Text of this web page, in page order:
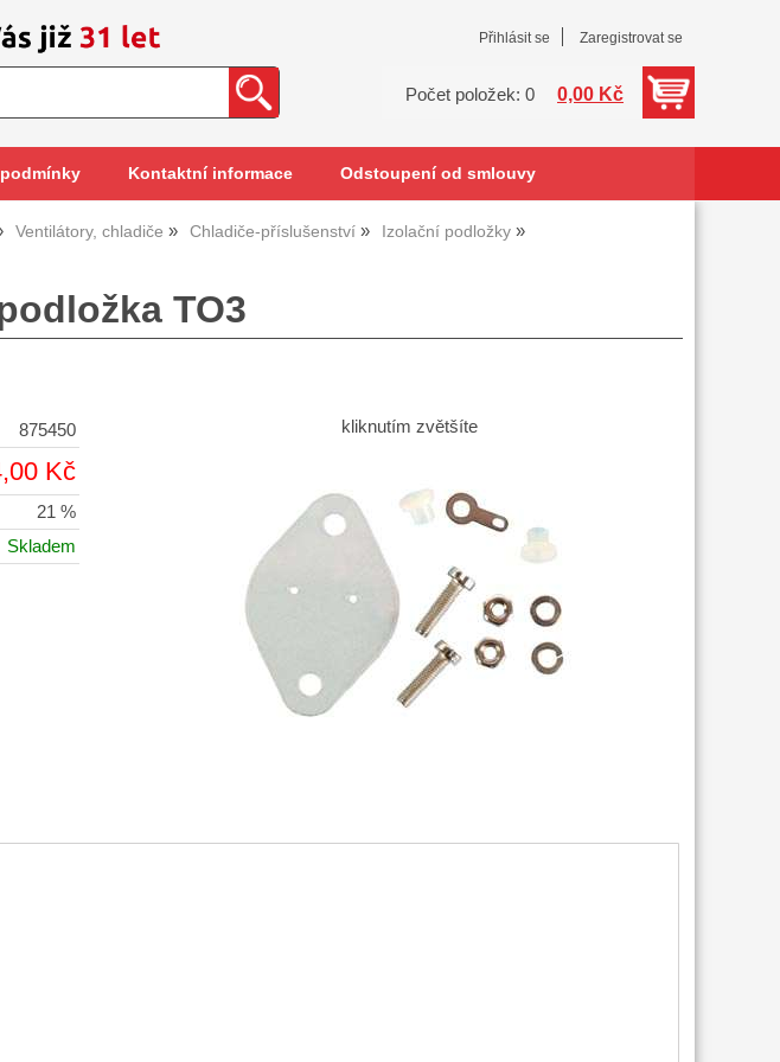
Přihlásit se Zaregistrovat se
Počet položek: 0 0,00 Kč
Kontaktní informace Odstoupení od smlouvy
Ventilátory, chladiče Chladiče-příslušenství Izolační podložky
TO3
kliknutím zvětšíte
875450
Kč
21 %
Skladem